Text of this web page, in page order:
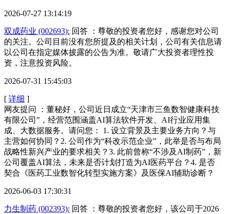
2026-07-27 13:14:19
双成药业 (002693): 回答 ：尊敬的投资者您好，感谢您对公司
的关注。公司目前没有您所提及的相关计划，公司有关信息请
以公司在指定媒体披露的公告为准。敬请广大投资者理性投
资，注意投资风险。
2026-07-31 15:45:03
[ 详细 ]
网友提问 ：董秘好，公司近日成立“天津市三鱼数智健康科技
有限公司”，经营范围涵盖AI算法软件开发、AI行业应用集
成、大数据服务。请问您： 1. 设立背景及主要业务方向？与
主营如何协同？2. 公司作为“科改示范企业”，此举是否与布局
战略性新兴产业的要求相关？3. 此前曾称“不涉及AI制药”，新
公司覆盖AI算法，未来是否计划打造为AI医药平台？4. 是否
契合《医药工业数智化转型实施方案》及医保AI辅助诊断？
2026-06-03 17:30:31
力生制药 (002393): 回答 ：尊敬的投资者您好，该公司于2026